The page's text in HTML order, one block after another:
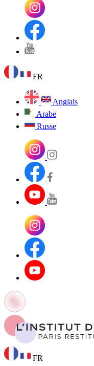
FR
Anglais
Arabe
Russe
FR